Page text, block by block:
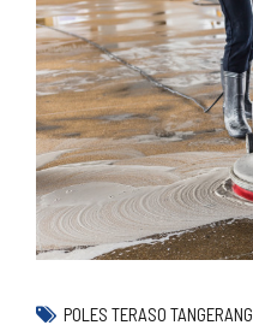
POLES TERASO TANGERANG